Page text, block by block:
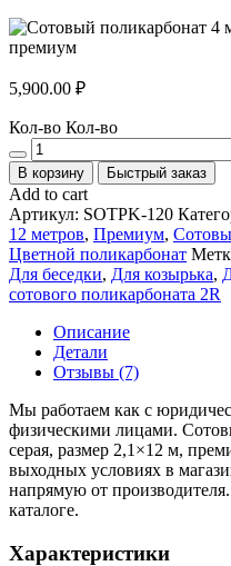
5,900.00 ₽
Кол-во Кол-во
В корзину Быстрый заказ
Add to cart
Артикул: SOTPK-120
12 метров, Премиум,
Цветной поликарбонат
Для беседки, Для козырька,
сотового поликарбоната 2R
Описание
Детали
Отзывы (7)
Мы работаем как с
физическими лицами.
серая, размер 2,1×12 м,
выходных условиях в
напрямую от
каталоге.
Характеристики